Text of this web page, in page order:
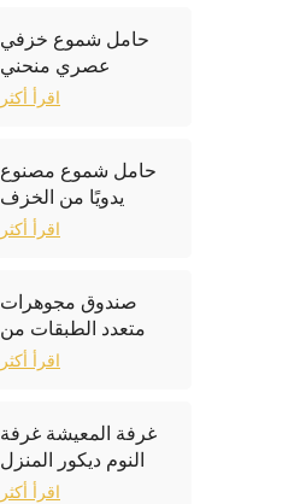
حامل شموع خزفي
عصري منحني
اقرأ أكثر
حامل شموع مصنوع
يدويًا من الخزف
الحجري
اقرأ أكثر
صندوق مجوهرات
متعدد الطبقات من
خشب الجوز
اقرأ أكثر
غرفة المعيشة غرفة
النوم ديكور المنزل
إطار الصورة الرخام
اقرأ أكثر